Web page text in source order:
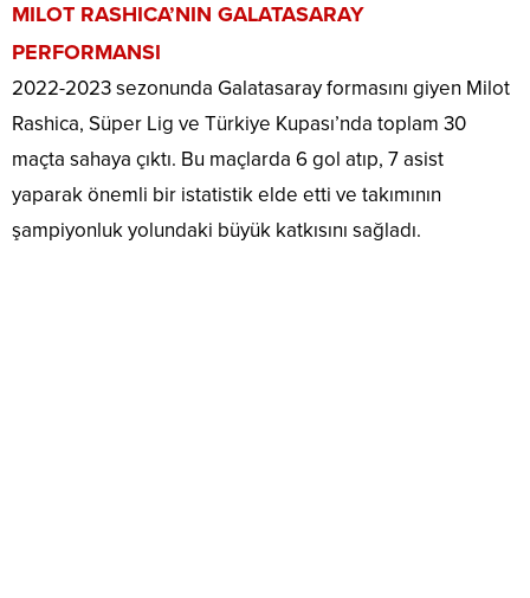
MILOT RASHICA’NIN GALATASARAY
PERFORMANSI
2022-2023 sezonunda Galatasaray formasını giyen Milot
Rashica, Süper Lig ve Türkiye Kupası’nda toplam 30
maçta sahaya çıktı. Bu maçlarda 6 gol atıp, 7 asist
yaparak önemli bir istatistik elde etti ve takımının
şampiyonluk yolundaki büyük katkısını sağladı.